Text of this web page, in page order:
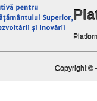
Copyright ©